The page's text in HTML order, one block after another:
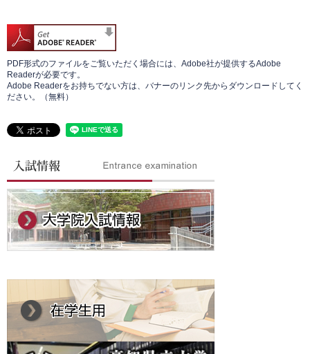
PDF形式のファイルをご覧いただく場合には、Adobe社が提供するAdobe
Readerが必要です。
Adobe Readerをお持ちでない方は、バナーのリンク先からダウンロードしてく
ださい。（無料）